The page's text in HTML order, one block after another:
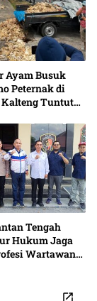
Ayam Busuk
Peternak di
Kalteng Tuntut
Tengah
Hukum Jaga
Wartawan